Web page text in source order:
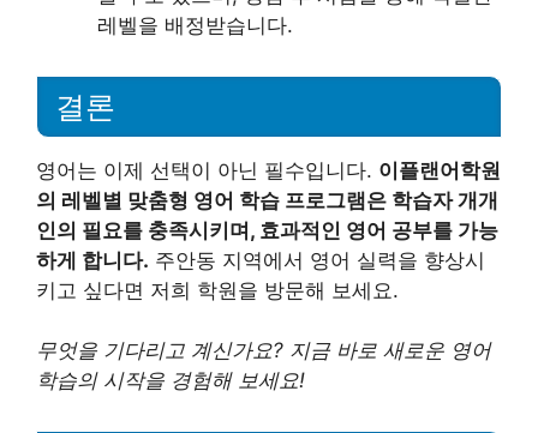
레벨을 배정받습니다.
결론
영어는 이제 선택이 아닌 필수입니다. 이플랜어학원
의 레벨별 맞춤형 영어 학습 프로그램은 학습자 개개
인의 필요를 충족시키며, 효과적인 영어 공부를 가능
하게 합니다. 주안동 지역에서 영어 실력을 향상시
키고 싶다면 저희 학원을 방문해 보세요.
무엇을 기다리고 계신가요? 지금 바로 새로운 영어
학습의 시작을 경험해 보세요!